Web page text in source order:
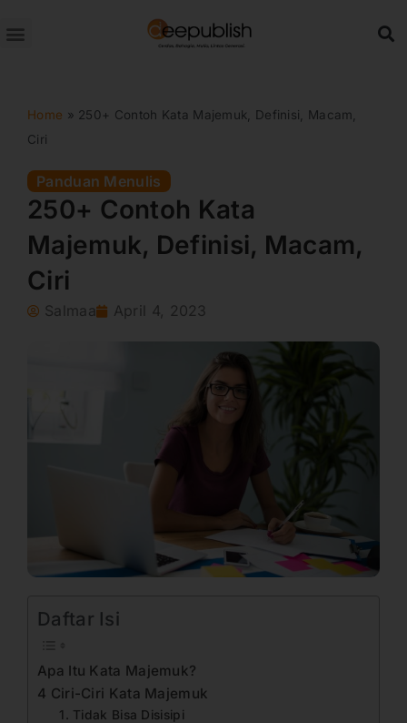
ke
Home » 250+ Contoh Kata Majemuk, Definisi, Macam,
Ciri
Panduan Menulis
250+ Contoh Kata
Majemuk, Definisi, Macam,
Ciri
Salmaa April 4, 2023
Daftar Isi
Apa Itu Kata Majemuk?
4 Ciri-Ciri Kata Majemuk
1. Tidak Bisa Disisipi